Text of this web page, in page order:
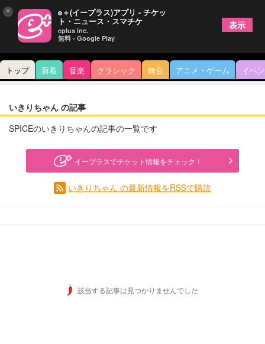
トップ 新着 音楽 クラシック 舞台 アニメ・ゲーム イベ
いきりちゃん の記事
SPICEのいきりちゃんの記事の一覧です
イープラスでチケット情報をチェック！
いきりちゃん の最新情報をRSSで購読
該当する記事は見つかりませんでした
× e＋(イープラス)アプリ - チケッ
ト・ニュース・スマチケ
eplus inc.
無料 - Google Play
表示